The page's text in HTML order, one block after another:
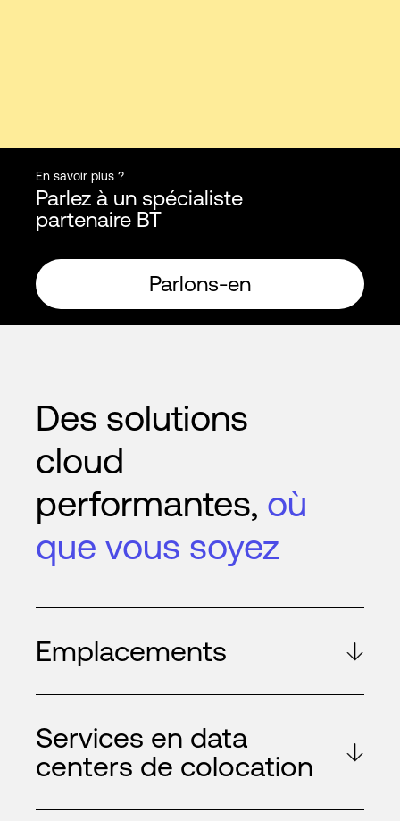
En savoir plus ?
Parlez à un spécialiste
partenaire BT
Parlons-en
Des solutions
cloud
performantes, où
que vous soyez
Emplacements
Services en data
centers de colocation